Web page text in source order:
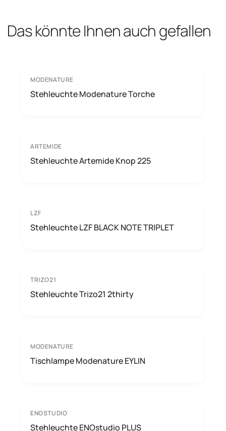
Das könnte Ihnen auch gefallen
MODENATURE
Stehleuchte Modenature Torche
ARTEMIDE
Stehleuchte Artemide Knop 225
LZF
Stehleuchte LZF BLACK NOTE TRIPLET
TRIZO21
Stehleuchte Trizo21 2thirty
MODENATURE
Tischlampe Modenature EYLIN
ENOSTUDIO
Stehleuchte ENOstudio PLUS